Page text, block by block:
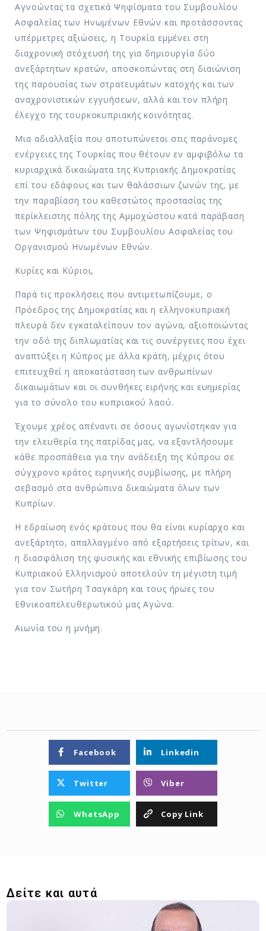
Αγνοώντας τα σχετικά Ψηφίσματα του Συμβουλίου
Ασφαλείας των Ηνωμένων Εθνών και προτάσσοντας
υπέρμετρες αξιώσεις, η Τουρκία εμμένει στη
διαχρονική στόχευσή της για δημιουργία δύο
ανεξάρτητων κρατών, αποσκοπώντας στη διαιώνιση
της παρουσίας των στρατευμάτων κατοχής και των
αναχρονιστικών εγγυήσεων, αλλά και τον πλήρη
έλεγχο της τουρκοκυπριακής κοινότητας.
Μια αδιαλλαξία που αποτυπώνεται στις παράνομες
ενέργειες της Τουρκίας που θέτουν εν αμφιβόλω τα
κυριαρχικά δικαιώματα της Κυπριακής Δημοκρατίας
επί του εδάφους και των θαλάσσιων ζωνών της, με
την παραβίαση του καθεστώτος προστασίας της
περίκλειστης πόλης της Αμμοχώστου κατά παράβαση
των Ψηφισμάτων του Συμβουλίου Ασφαλείας του
Οργανισμού Ηνωμένων Εθνών.
Κυρίες και Κύριοι,
Παρά τις προκλήσεις που αντιμετωπίζουμε, ο
Πρόεδρος της Δημοκρατίας και η ελληνοκυπριακή
πλευρά δεν εγκαταλείπουν τον αγώνα, αξιοποιώντας
την οδό της διπλωματίας και τις συνέργειες που έχει
αναπτύξει η Κύπρος με άλλα κράτη, μέχρις ότου
επιτευχθεί η αποκατάσταση των ανθρωπίνων
δικαιωμάτων και οι συνθήκες ειρήνης και ευημερίας
για το σύνολο του κυπριακού λαού.
Έχουμε χρέος απέναντι σε όσους αγωνίστηκαν για
την ελευθερία της πατρίδας μας, να εξαντλήσουμε
κάθε προσπάθεια για την ανάδειξη της Κύπρου σε
σύγχρονο κράτος ειρηνικής συμβίωσης, με πλήρη
σεβασμό στα ανθρώπινα δικαιώματα όλων των
Κυπρίων.
Η εδραίωση ενός κράτους που θα είναι κυρίαρχο και
ανεξάρτητο, απαλλαγμένο από εξαρτήσεις τρίτων, και
η διασφάλιση της φυσικής και εθνικής επιβίωσης του
Κυπριακού Ελληνισμού αποτελούν τη μέγιστη τιμή
για τον Σωτήρη Τσαγκάρη και τους ήρωες του
Εθνικοαπελευθερωτικού μας Αγώνα.
Αιωνία του η μνήμη.
Facebook Linkedin
Twitter Viber
WhatsApp Copy Link
Δείτε και αυτά